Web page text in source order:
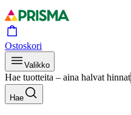
Ostoskori
Valikko
Hae tuotteita – aina halvat hinnat
Hae